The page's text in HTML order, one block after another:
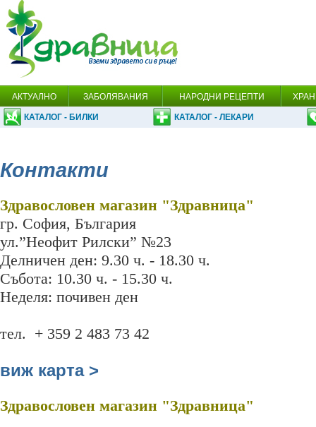
АКТУАЛНО ЗАБОЛЯВАНИЯ НАРОДНИ РЕЦЕПТИ
КАТАЛОГ - БИЛКИ КАТАЛОГ - ЛЕКАРИ
Контакти
Здравословен магазин "Здравница"
гр. София, България
ул.”Неофит Рилски” №23
Делничен ден: 9.30 ч. - 18.30 ч.
Събота: 10.30 ч. - 15.30 ч.
Неделя: почивен ден
тел. + 359 2 483 73 42
виж карта >
Здравословен магазин "Здравница"